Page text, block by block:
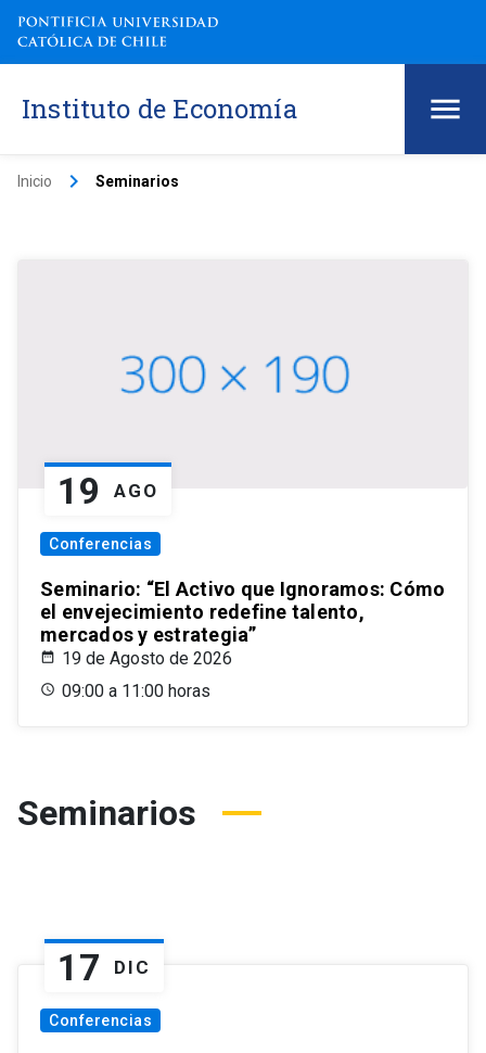
Instituto de Economía
Inicio keyboard_arrow_right Seminarios
19 AGO
Conferencias
Seminario: “El Activo que Ignoramos: Cómo
el envejecimiento redefine talento,
mercados y estrategia”
19 de Agosto de 2026
09:00 a 11:00 horas
Seminarios
17 DIC
Conferencias